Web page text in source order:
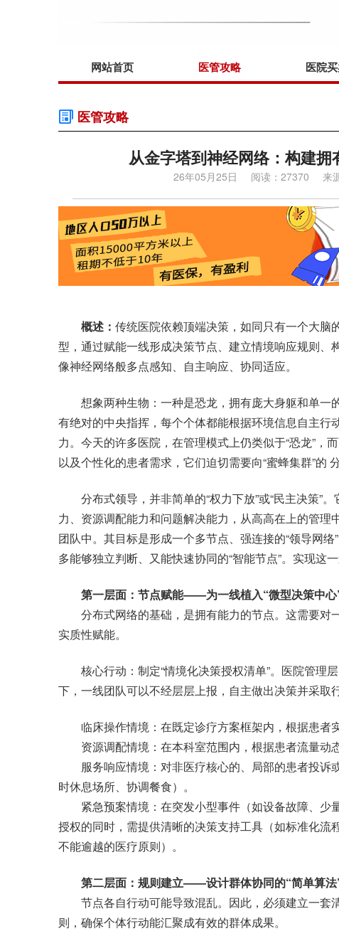
网站首页 医管攻略 医院
医管攻略
从金字塔到神经网络：构建
26年05月25日 阅读：27370 来
概述： 传统医院依赖顶端决策，如同只有一个大脑
型，通过赋能一线形成决策节点、建立情境响应规则
像神经网络般多点感知、自主响应、协同适应。
想象两种生物：一种是恐龙，拥有庞大身躯和单一
有绝对的中央指挥，每个个体都能根据环境信息自主
力。今天的许多医院，在管理模式上仍类似于“恐龙”，
以及个性化的患者需求，它们迫切需要向“蜜蜂集群”的
分布式领导，并非简单的“权力下放”或“民主决策”
力、资源调配能力和问题解决能力，从高高在上的管
团队中。其目标是形成一个多节点、强连接的“领导网
多能够独立判断、又能快速协同的“智能节点”。实现这
第一层面：节点赋能——为一线植入“微型决策中心
分布式网络的基础，是拥有能力的节点。这需要对
实质性赋能。
核心行动：制定“情境化决策授权清单”。医院管理
下，一线团队可以不经层层上报，自主做出决策并采取
临床操作情境：在既定诊疗方案框架内，根据患者实
资源调配情境：在本科室范围内，根据患者流量动
服务响应情境：对非医疗核心的、局部的患者投诉
时休息场所、协调餐食）。
紧急预案情境：在突发小型事件（如设备故障、少
授权的同时，需提供清晰的决策支持工具（如标准化流
不能逾越的医疗原则）。
第二层面：规则建立——设计群体协同的“简单算法
节点各自行动可能导致混乱。因此，必须建立一套
则，确保个体行动能汇聚成有效的群体成果。